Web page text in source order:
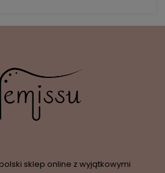
sklep online z wyjątkowymi